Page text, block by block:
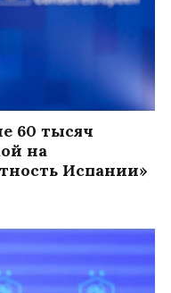
60 тысяч
на
Испании»